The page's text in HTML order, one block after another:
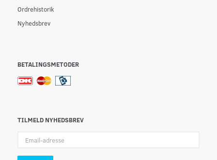
Ordrehistorik
Nyhedsbrev
BETALINGSMETODER
TILMELD NYHEDSBREV
adresse